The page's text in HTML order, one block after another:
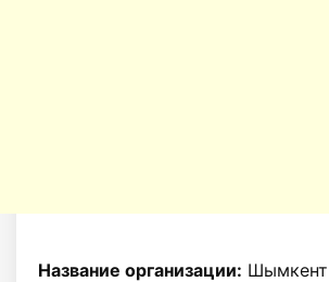
Название организации: Шымкент